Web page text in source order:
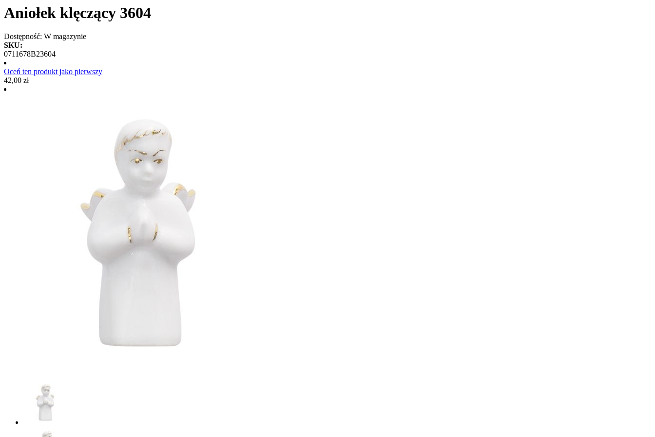
Aniołek klęczący 3604
Dostępność: W magazynie
SKU:
0711678B23604
Oceń ten produkt jako pierwszy
42,00 zł